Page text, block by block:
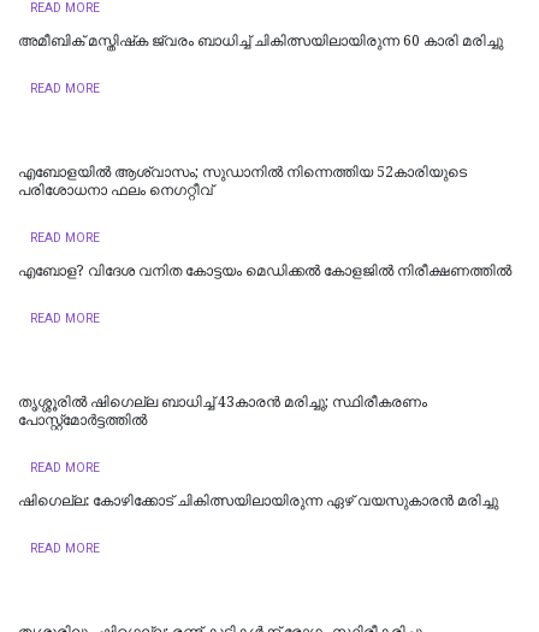
READ MORE
അമീബിക് മസ്തിഷ്‌ക ജ്വരം ബാധിച്ച് ചികിത്സയിലായിരുന്ന 60 കാരി മരിച്ചു
READ MORE
എബോളയിൽ ആശ്വാസം; സുഡാനിൽ നിന്നെത്തിയ 52കാരിയുടെ
പരിശോധനാ ഫലം നെഗറ്റീവ്
READ MORE
എ​ബോ​ള? വി​ദേ​ശ വ​നി​ത കോ​ട്ട​യം മെ​ഡി​ക്ക​ൽ കോ​ള​ജി​ൽ നി​രീ​ക്ഷ​ണ​ത്തി​ൽ
READ MORE
തൃശ്ശൂരിൽ ഷിഗെല്ല ബാധിച്ച് 43കാരൻ മരിച്ചു; സ്ഥിരീകരണം
പോസ്റ്റ്‌മോര്‍ട്ടത്തില്‍
READ MORE
ഷിഗെല്ല: കോഴിക്കോട് ചികിത്സയിലായിരുന്ന ഏഴ് വയസുകാരന്‍ മരിച്ചു
READ MORE